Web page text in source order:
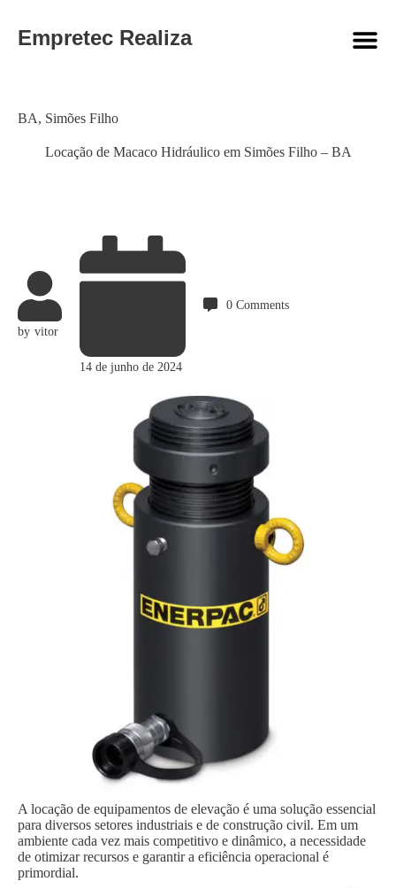
Empretec Realiza
Locação de Macaco Hidráulico em Simões Filho – BA
Category
BA, Simões Filho
by vitor
14 de junho de 2024
0 Comments
A locação de equipamentos de elevação é uma solução essencial
para diversos setores industriais e de construção civil. Em um
ambiente cada vez mais competitivo e dinâmico, a necessidade
de otimizar recursos e garantir a eficiência operacional é
primordial.